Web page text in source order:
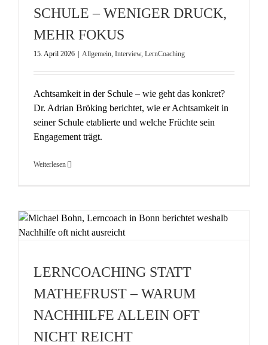
SCHULE – WENIGER DRUCK,
MEHR FOKUS
15. April 2026 Allgemein, Interview, LernCoaching
Achtsamkeit in der Schule – wie geht das konkret?
Dr. Adrian Bröking berichtet, wie er Achtsamkeit in
seiner Schule etablierte und welche Früchte sein
Engagement trägt.
Weiterlesen
LERNCOACHING STATT
MATHEFRUST – WARUM
NACHHILFE ALLEIN OFT
NICHT REICHT